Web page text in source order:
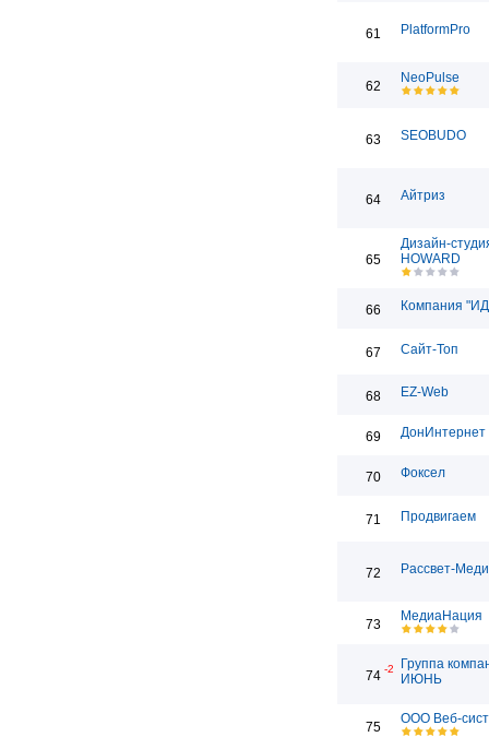
61 PlatformPro
62
NeoPulse
63 SEOBUDO
64 Айтриз
65
Дизайн-
HOWARD
66 Компания
67 Сайт-Топ
68 EZ-Web
69 ДонИнтернет
70 Фоксел
71 Продвигаем
72 Рассвет-
73
МедиаНация
74 -2
Группа
ИЮНЬ
75
ООО Веб-